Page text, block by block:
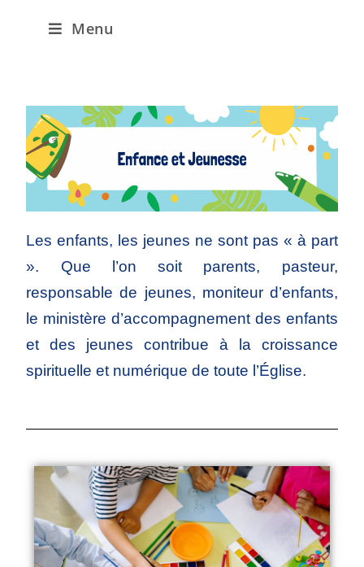
Menu
Les enfants, les jeunes ne sont pas « à part
». Que l’on soit parents, pasteur,
responsable de jeunes, moniteur d’enfants,
le ministère d’accompagnement des enfants
et des jeunes contribue à la croissance
spirituelle et numérique de toute l’Église.